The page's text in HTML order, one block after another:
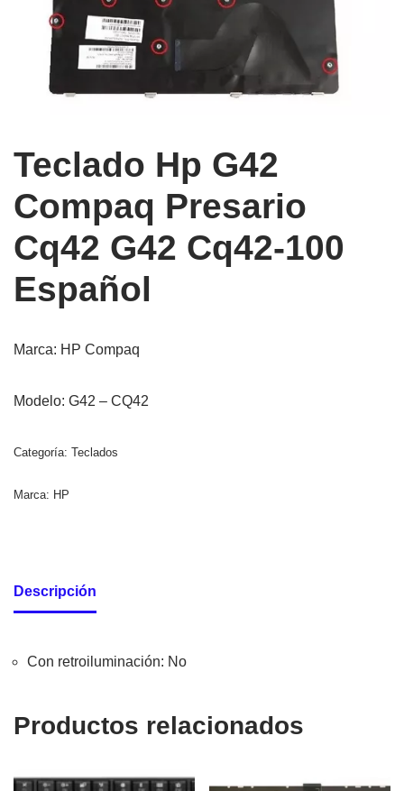
Teclado Hp G42
Compaq Presario
Cq42 G42 Cq42-100
Español
Marca: HP Compaq
Modelo: G42 – CQ42
Categoría: Teclados
Marca: HP
Descripción
Con retroiluminación: No
Productos relacionados